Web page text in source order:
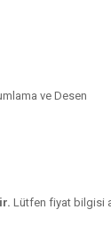
ve Desen
Lütfen fiyat bilgisi